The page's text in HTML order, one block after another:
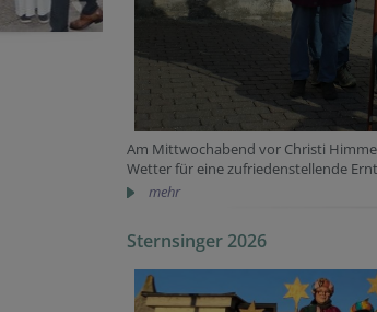
Am Mittwochabend vor Christi
Wetter für eine zufriedenstellende
mehr
Sternsinger 2026